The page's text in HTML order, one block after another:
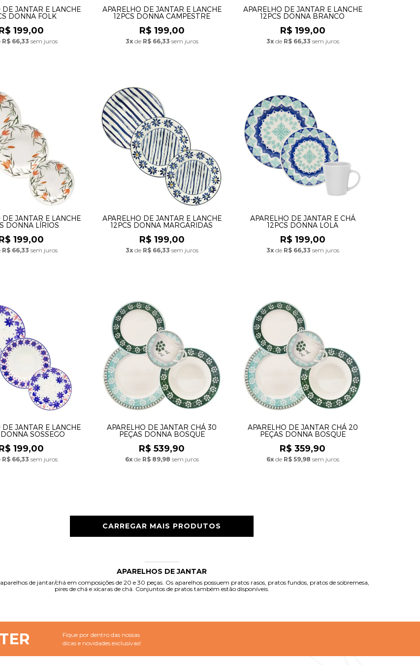
DE JANTAR E LANCHE
DONNA FOLK
199,00
R$ 66,33 sem juros
APARELHO DE JANTAR E LANCHE
12PCS DONNA CAMPESTRE
R$ 199,00
3xde R$ 66,33 sem juros
APARELHO DE JANTAR E LANCHE
12PCS DONNA BRANCO
R$ 199,00
3xde R$ 66,33 sem juros
DE JANTAR E LANCHE
DONNA LÍRIOS
199,00
R$ 66,33 sem juros
APARELHO DE JANTAR E LANCHE
12PCS DONNA MARGARIDAS
R$ 199,00
3xde R$ 66,33 sem juros
APARELHO DE JANTAR E CHÁ
12PCS DONNA LOLA
R$ 199,00
3xde R$ 66,33 sem juros
DE JANTAR E LANCHE
DONNA SOSSEGO
199,00
R$ 66,33 sem juros
APARELHO DE JANTAR CHÁ 30
PEÇAS DONNA BOSQUE
R$ 539,90
6xde R$ 89,98 sem juros
APARELHO DE JANTAR CHÁ 20
PEÇAS DONNA BOSQUE
R$ 359,90
6xde R$ 59,98 sem juros
CARREGAR MAIS PRODUTOS
APARELHOS DE JANTAR
de jantar/chá em composições de 20 e 30 peças. Os aparelhos possuem pratos rasos, pratos fundos, pratos de sobremesa,
pires de chá e xícaras de chá. Conjuntos de pratos também estão disponíveis.
Fique por dentro das nossas
dicas e novidades exclusivas!